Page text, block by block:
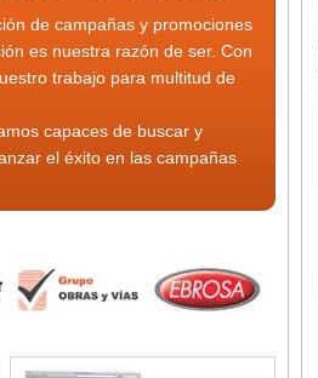
de campañas y promociones
es nuestra razón de ser. Con
trabajo para multitud de
capaces de buscar y
el éxito en las campañas